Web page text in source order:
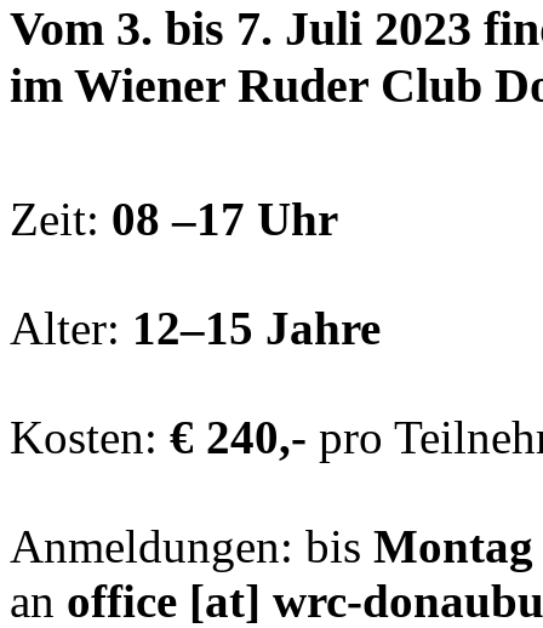
Vom 3. bis 7. Juli 2023
im Wiener Ruder Club
Zeit: 08 –17 Uhr
Alter: 12–15 Jahre
Kosten: € 240,- pro
Anmeldungen: bis Montag
an office [at] wrc-